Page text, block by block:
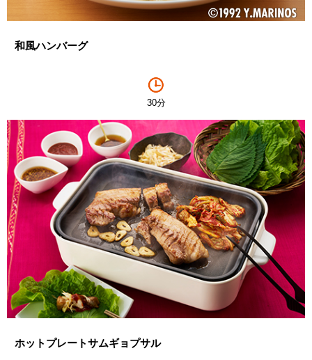
和風ハンバーグ
30分
ホットプレートサムギョプサル